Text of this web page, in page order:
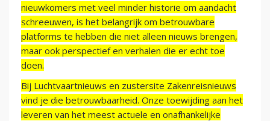
nieuwkomers met veel minder historie om aandacht
schreeuwen, is het belangrijk om betrouwbare
platforms te hebben die niet alleen nieuws brengen,
maar ook perspectief en verhalen die er echt toe
doen.
Bij Luchtvaartnieuws en zustersite Zakenreisnieuws
vind je die betrouwbaarheid. Onze toewijding aan het
leveren van het meest actuele en onafhankelijke